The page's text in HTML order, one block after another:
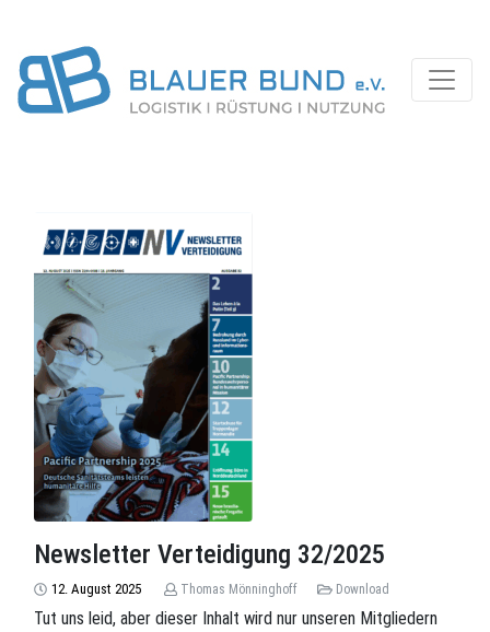
Newsletter Verteidigung 32/2025
12. August 2025 Thomas Mönninghoff Download
Tut uns leid, aber dieser Inhalt wird nur unseren Mitgliedern